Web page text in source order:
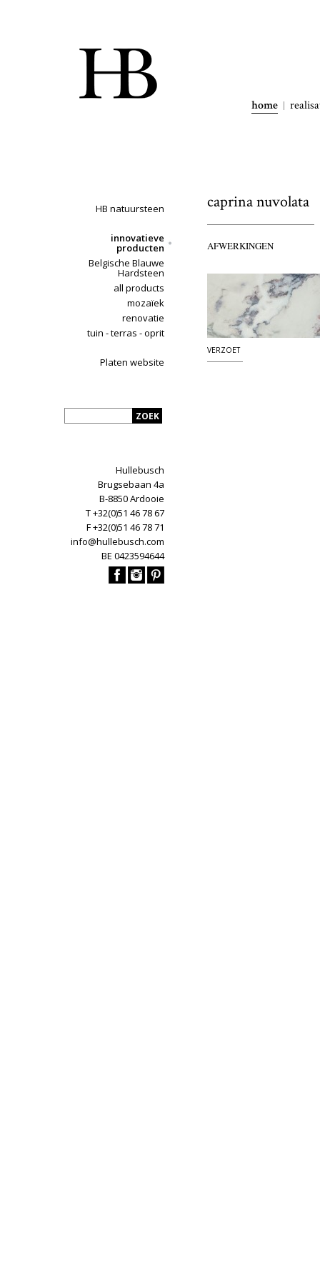
home
HB natuursteen
innovatieve
producten
Belgische Blauwe
Hardsteen
all products
mozaïek
renovatie
tuin - terras - oprit
Platen website
Hullebusch
Brugsebaan 4a
B-8850 Ardooie
T +32(0)51 46 78 67
F +32(0)51 46 78 71
info@hullebusch.com
BE 0423594644
caprina nuvolata
AFWERKINGEN
VERZOET